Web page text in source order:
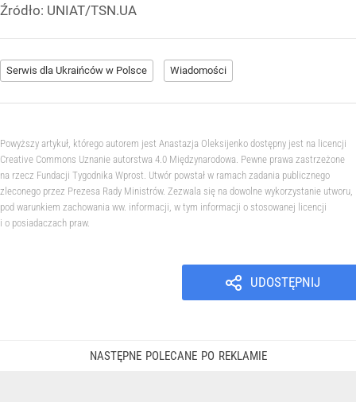
Źródło: UNIAT/TSN.UA
Serwis dla Ukraińców w Polsce Wiadomości
Powyższy artykuł, którego autorem jest Anastazja Oleksijenko dostępny jest na licencji
Creative Commons Uznanie autorstwa 4.0 Międzynarodowa. Pewne prawa zastrzeżone
na rzecz Fundacji Tygodnika Wprost. Utwór powstał w ramach zadania publicznego
zleconego przez Prezesa Rady Ministrów. Zezwala się na dowolne wykorzystanie utworu,
pod warunkiem zachowania ww. informacji, w tym informacji o stosowanej licencji
i o posiadaczach praw.
UDOSTĘPNIJ